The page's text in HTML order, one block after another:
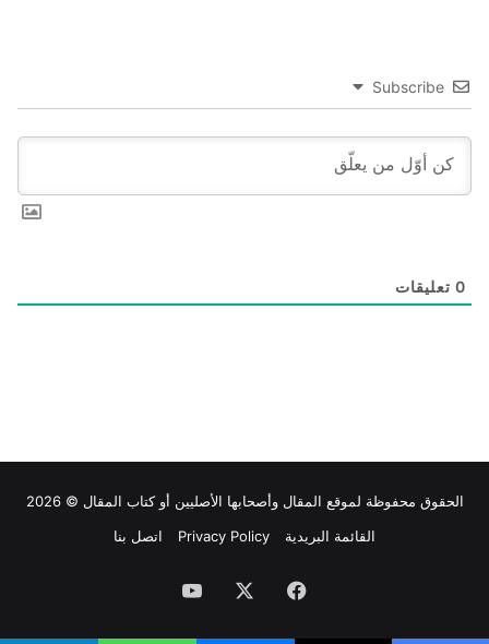
Subscribe
0 تعليقات
الحقوق محفوظة لموقع المقال وأصحابها الأصليين أو كتاب المقال © 2026
القائمة البريدية
Privacy Policy اتصل بنا
فيسبوك ‫YouTube